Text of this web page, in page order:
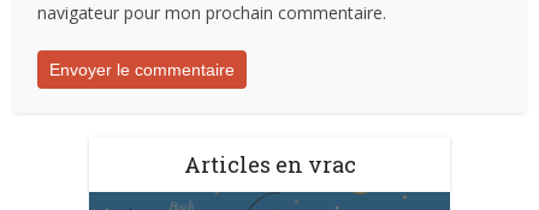
navigateur pour mon prochain commentaire.
Articles en vrac